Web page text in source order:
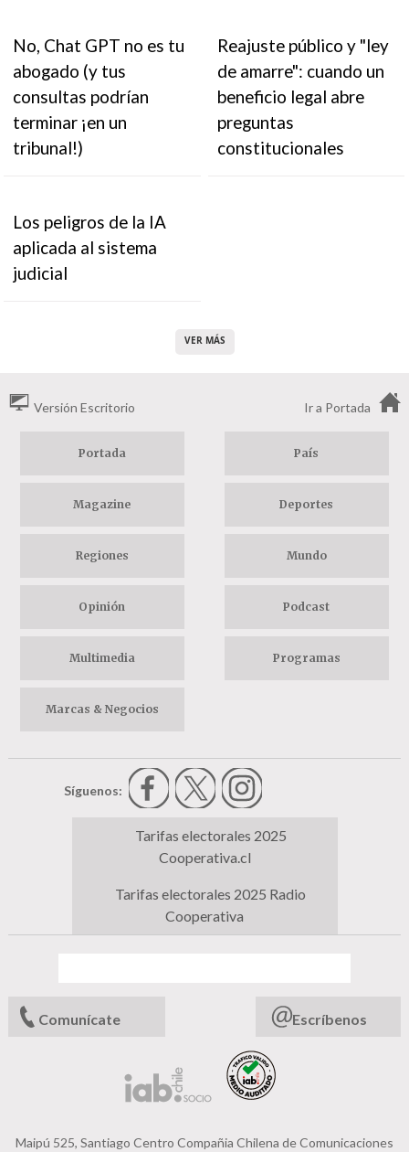
No, Chat GPT no es tu
abogado (y tus
consultas podrían
terminar ¡en un
tribunal!)
Reajuste público y "ley
de amarre": cuando un
beneficio legal abre
preguntas
constitucionales
Los peligros de la IA
aplicada al sistema
judicial
VER MÁS
Versión Escritorio Ir a Portada
Portada País
Magazine Deportes
Regiones Mundo
Opinión Podcast
Multimedia Programas
Marcas & Negocios
Síguenos:
Tarifas electorales 2025
Cooperativa.cl
Tarifas electorales 2025 Radio
Cooperativa
Comunícate Escríbenos
Maipú 525, Santiago Centro Compañia Chilena de Comunicaciones